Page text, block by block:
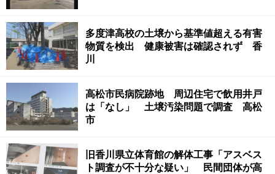
多度津高校の土壌から基準値超える有害
物質を検出 健康被害は確認されず 香
川
高松市民病院跡地 周辺住宅で飲用井戸
は「なし」 土壌汚染問題で調査 高松
市
旧香川県立体育館の解体工事「アスベス
ト調査が不十分な疑い」 民間団体が高